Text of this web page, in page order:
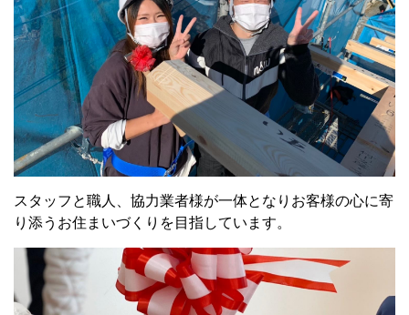
スタッフと職人、協力業者様が一体となりお客様の心に寄
り添うお住まいづくりを目指しています。